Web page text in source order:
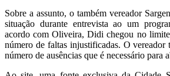
Sobre a assunto, o também vereador
situação durante entrevista ao um
acordo com Oliveira, Didi chegou no
número de faltas injustificadas. O
número de ausências que é necessário para